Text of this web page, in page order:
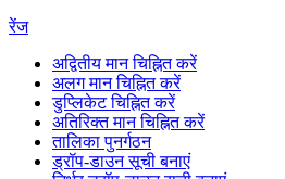
रेंज
अद्वितीय मान चिह्नित करें
अलग मान चिह्नित करें
डुप्लिकेट चिह्नित करें
अतिरिक्त मान चिह्नित करें
तालिका पुनर्गठन
ड्रॉप-डाउन सूची बनाएं